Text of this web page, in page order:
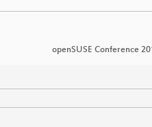
openSUSE Conference